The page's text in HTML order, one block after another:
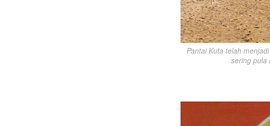
Pantai Kuta telah
sering pula